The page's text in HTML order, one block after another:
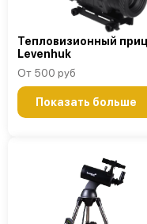
Тепловизионный
Levenhuk
От 500 руб
Показать больше